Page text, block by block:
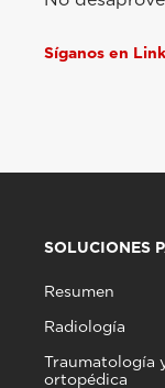
Síganos en
SOLUCIONES
Resumen
Radiología
Traumatología
ortopédica